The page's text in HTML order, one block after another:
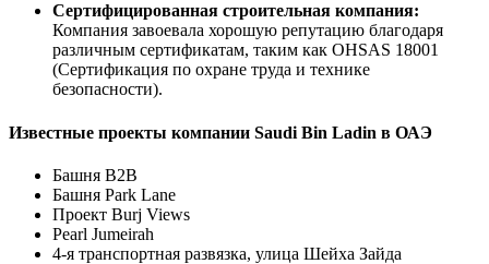
Сертифицированная строительная компания:
Компания завоевала хорошую репутацию благодаря
различным сертификатам, таким как OHSAS 18001
(Сертификация по охране труда и технике
безопасности).
Известные проекты компании Saudi Bin Ladin в ОАЭ
Башня B2B
Башня Park Lane
Проект Burj Views
Pearl Jumeirah
4-я транспортная развязка, улица Шейха Зайда